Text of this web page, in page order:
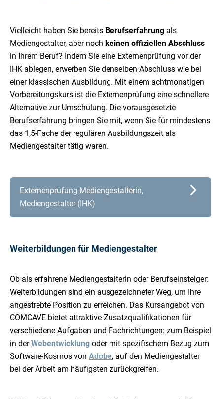
Vielleicht haben Sie bereits Berufserfahrung als
Mediengestalter, aber noch keinen offiziellen Abschluss
in Ihrem Beruf? Indem Sie eine Externenprüfung vor der
IHK ablegen, erwerben Sie denselben Abschluss wie bei
einer klassischen Ausbildung. Mit einem achtmonatigen
Vorbereitungskurs ist die Externenprüfung eine schnellere
Alternative zur Umschulung. Die vorausgesetzte
Berufserfahrung bringen Sie mit, wenn Sie für mindestens
das 1,5-Fache der regulären Ausbildungszeit als
Mediengestalter tätig waren.
Externenprüfung Mediengestalterin,
Mediengestalter (IHK)
Weiterbildungen für Mediengestalter
Ob als erfahrene Mediengestalterin oder Berufseinsteiger:
Weiterbildungen sind ein ausgezeichneter Weg, um Ihre
angestrebte Position zu erreichen. Das Kursangebot von
COMCAVE bietet attraktive Zusatzqualifikationen für
verschiedene Aufgaben und Fachrichtungen: zum Beispiel
in derWebentwicklung oder mit spezifischem Bezug zum
Software-Kosmos von Adobe, auf den Mediengestalter
bei der Arbeit am häufigsten zurückgreifen.